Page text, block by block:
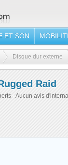
ET SON
Disque dur externe
Raid
- Aucun avis